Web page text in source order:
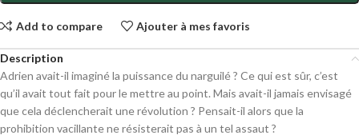
Add to compare Ajouter à mes favoris
Description
Adrien avait-il imaginé la puissance du narguilé ? Ce qui est sûr, c’est
qu’il avait tout fait pour le mettre au point. Mais avait-il jamais envisagé
que cela déclencherait une révolution ? Pensait-il alors que la
prohibition vacillante ne résisterait pas à un tel assaut ?